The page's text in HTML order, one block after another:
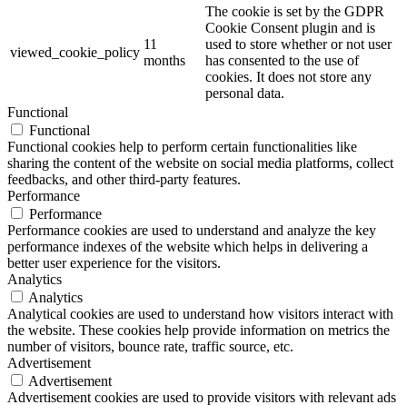
viewed_cookie_policy
11
months
The cookie is set by the GDPR
Cookie Consent plugin and is
used to store whether or not user
has consented to the use of
cookies. It does not store any
personal data.
Functional
Functional
Functional cookies help to perform certain functionalities like
sharing the content of the website on social media platforms, collect
feedbacks, and other third-party features.
Performance
Performance
Performance cookies are used to understand and analyze the key
performance indexes of the website which helps in delivering a
better user experience for the visitors.
Analytics
Analytics
Analytical cookies are used to understand how visitors interact with
the website. These cookies help provide information on metrics the
number of visitors, bounce rate, traffic source, etc.
Advertisement
Advertisement
Advertisement cookies are used to provide visitors with relevant ads